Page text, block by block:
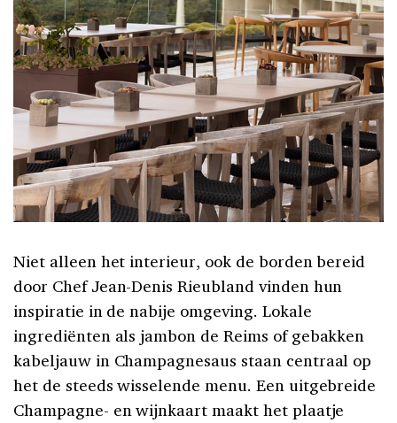
Niet alleen het interieur, ook de borden bereid
door Chef Jean-Denis Rieubland vinden hun
inspiratie in de nabije omgeving. Lokale
ingrediënten als jambon de Reims of gebakken
kabeljauw in Champagnesaus staan centraal op
het de steeds wisselende menu. Een uitgebreide
Champagne- en wijnkaart maakt het plaatje